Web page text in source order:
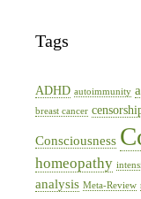
Tags
ADHD autoimmunity
breast cancer
Consciousness
homeopathy
analysis Meta-Review